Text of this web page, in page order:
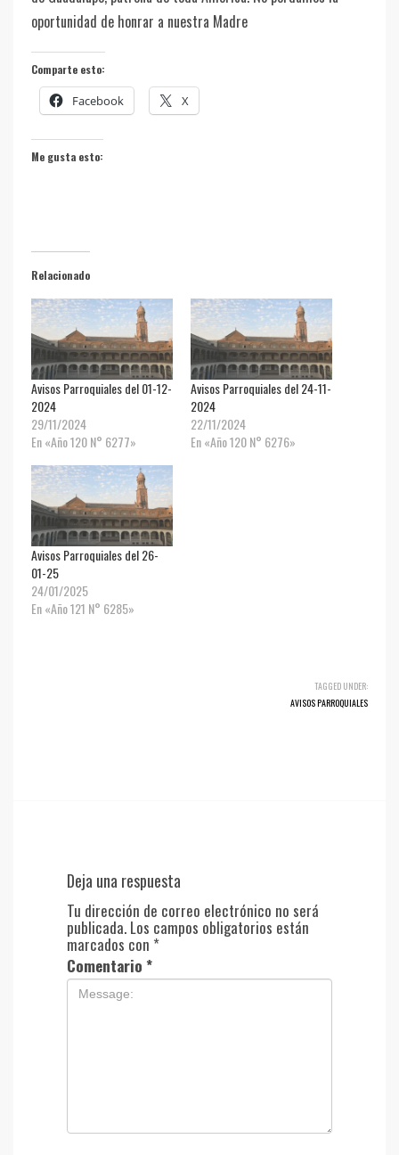
oportunidad de honrar a nuestra Madre
Comparte esto:
Facebook X
Me gusta esto:
Relacionado
Avisos Parroquiales del 01-12-
2024
29/11/2024
En «Año 120 N° 6277»
Avisos Parroquiales del 24-11-
2024
22/11/2024
En «Año 120 N° 6276»
Avisos Parroquiales del 26-
01-25
24/01/2025
En «Año 121 N° 6285»
TAGGED UNDER:
AVISOS PARROQUIALES
Deja una respuesta
Tu dirección de correo electrónico no será
publicada. Los campos obligatorios están
marcados con *
Comentario *